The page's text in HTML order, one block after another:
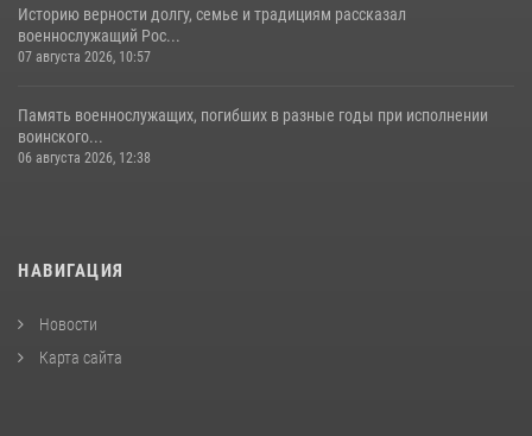
Историю верности долгу, семье и традициям рассказал
военнослужащий Рос...
07 августа 2026, 10:57
Память военнослужащих, погибших в разные годы при исполнении
воинского...
06 августа 2026, 12:38
НАВИГАЦИЯ
Новости
Карта сайта